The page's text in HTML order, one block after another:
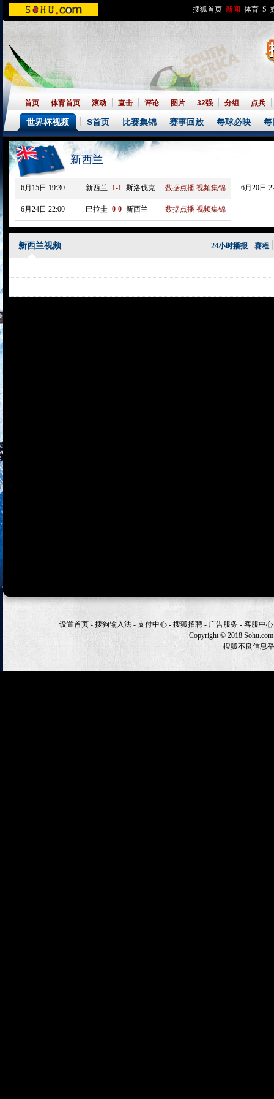
搜狐首页-新闻-体育-S-
首页 体育首页 滚动 直击 评论 图片 32强 分组 点兵
世界杯视频 S首页 比赛集锦 赛事回放 每球必映 每
新西兰
6月15日 19:30 新西兰 1-1 斯洛伐克 数据点播 视频集锦
6月24日 22:00 巴拉圭 0-0 新西兰 数据点播 视频集锦
6月20日
新西兰视频 24小时播报 赛程
设置首页- 搜狗输入法- 支付中心- 搜狐招聘- 广告服务- 客服中心
Copyright© 2018
搜狐不良信息